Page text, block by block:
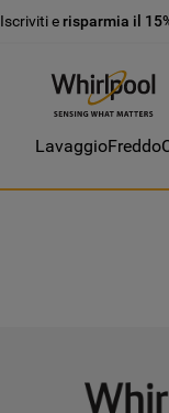
Iscriviti e risparmia il
LavaggioFreddo